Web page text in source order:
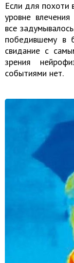
Если для похоти
уровне
все
победившему в
свидание с
зрения
событиями нет.